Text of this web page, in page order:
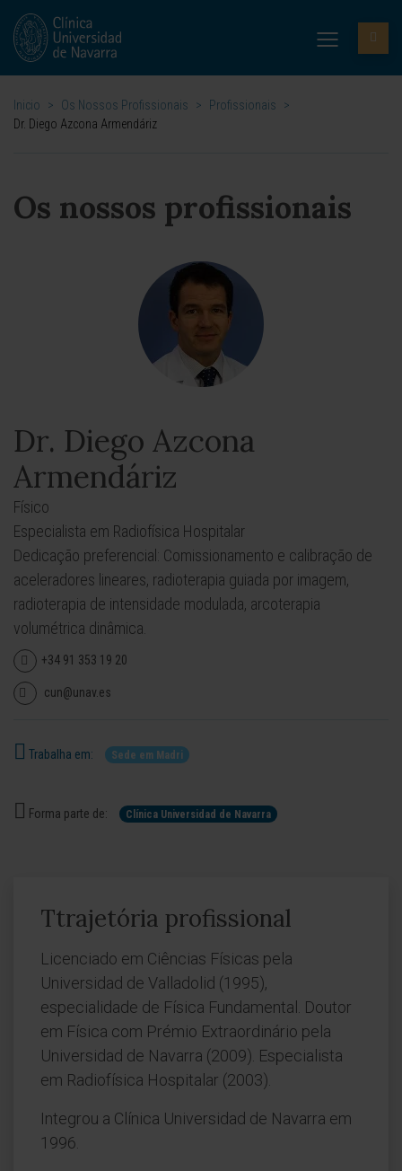
Inicio > Os Nossos Profissionais > Profissionais
>
Dr. Diego Azcona Armendáriz
Os nossos profissionais
Dr. Diego Azcona
Armendáriz
Físico
Especialista em Radiofísica Hospitalar
Dedicação preferencial: Comissionamento e calibração de
aceleradores lineares, radioterapia guiada por imagem,
radioterapia de intensidade modulada, arcoterapia
volumétrica dinâmica.
+34 91 353 19 20
cun@unav.es
Trabalha em: Sede em Madri
Forma parte de: Clínica Universidad de Navarra
Ttrajetória profissional
Licenciado em Ciências Físicas pela
Universidad de Valladolid (1995),
especialidade de Física Fundamental. Doutor
em Física com Prémio Extraordinário pela
Universidad de Navarra (2009). Especialista
em Radiofísica Hospitalar (2003).
Integrou a Clínica Universidad de Navarra em
1996.